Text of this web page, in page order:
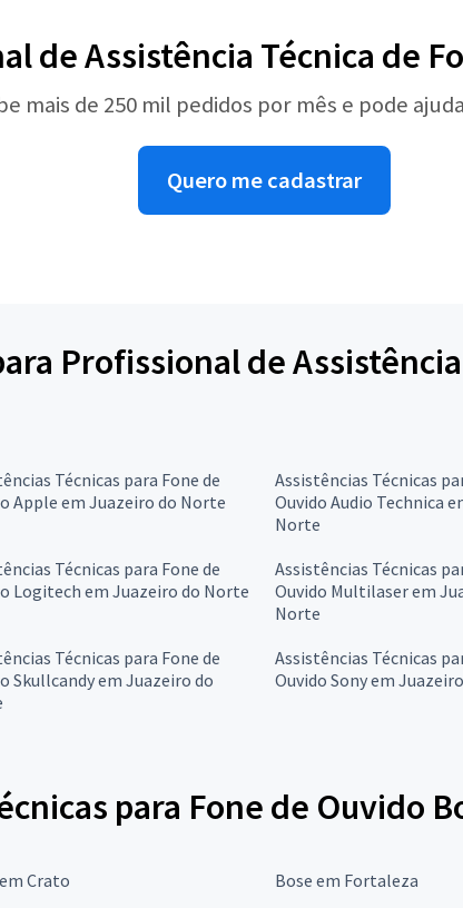
de Assistência Técnica de
mais de 250 mil pedidos por mês e pode
Quero me cadastrar
Profissional de
Técnicas para Fone de
Apple em Juazeiro do Norte
Assistências Técnicas
Ouvido Audio Technica
Norte
Técnicas para Fone de
Logitech em Juazeiro do Norte
Assistências Técnicas
Ouvido Multilaser em
Norte
Técnicas para Fone de
Skullcandy em Juazeiro do
Assistências Técnicas
Ouvido Sony em
para Fone de Ouvido
Crato Bose em Fortaleza